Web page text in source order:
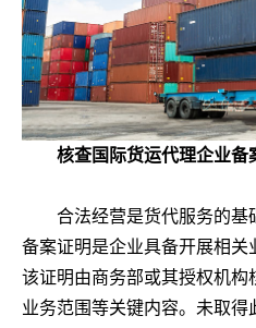
核查国际货运代理企业备
合法经营是货代服务的基
备案证明是企业具备开展相关
该证明由商务部或其授权机构
业务范围等关键内容。未取得